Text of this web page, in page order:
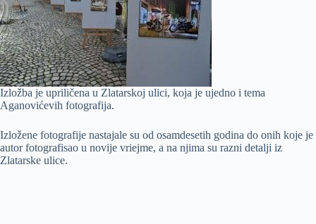
Izložba je upriličena u Zlatarskoj ulici, koja je ujedno i tema
Aganovićevih fotografija.
Izložene fotografije nastajale su od osamdesetih godina do onih koje je
autor fotografisao u novije vriejme, a na njima su razni detalji iz
Zlatarske ulice.